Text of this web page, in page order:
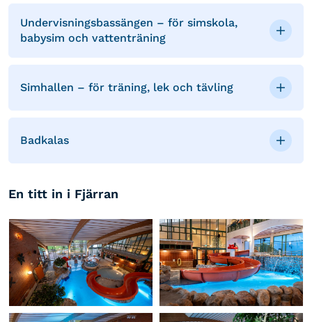
Undervisningsbassängen – för simskola,
babysim och vattenträning
Simhallen – för träning, lek och tävling
Badkalas
En titt in i Fjärran